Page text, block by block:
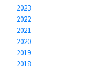
2023
2022
2021
2020
2019
2018